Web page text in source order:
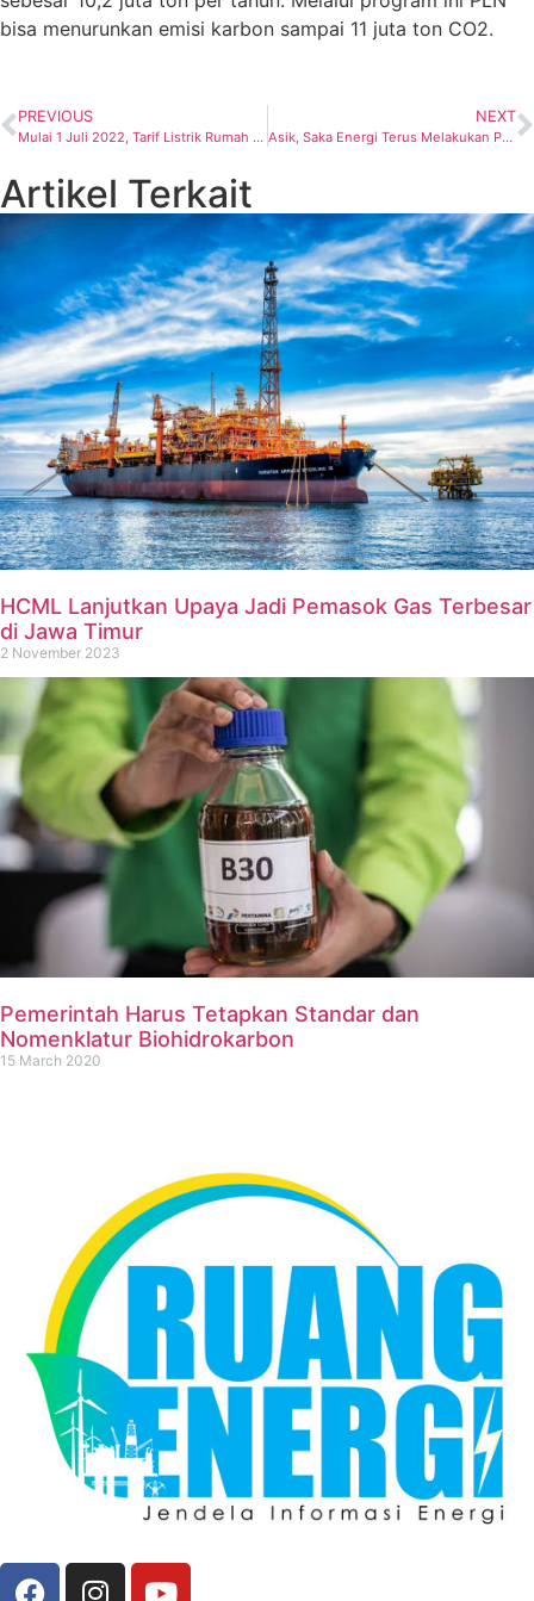
bisa menurunkan emisi karbon sampai 11 juta ton CO2.
PREVIOUS
Mulai 1 Juli 2022, Tarif Listrik Rumah Tangga Mampu dan Pemerintah Alami Kenaikan
NEXT
Asik, Saka Energi Terus Melakukan Pengeboran di Kepodang
Artikel Terkait
HCML Lanjutkan Upaya Jadi Pemasok Gas Terbesar
di Jawa Timur
2 November 2023
Pemerintah Harus Tetapkan Standar dan
Nomenklatur Biohidrokarbon
15 March 2020